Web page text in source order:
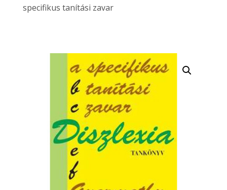
specifikus tanítási zavar